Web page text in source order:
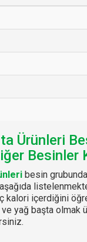
Ürünleri
Besinler
besin
kalori içerdiğini
yağ başta olmak